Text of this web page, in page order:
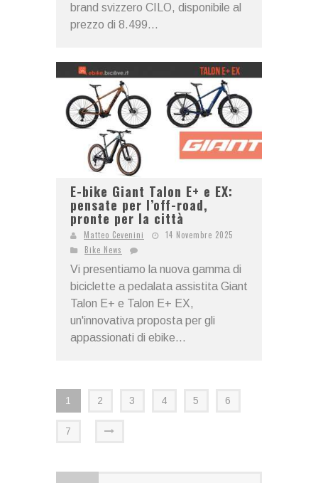
brand svizzero CILO, disponibile al
prezzo di 8.499...
E-bike Giant Talon E+ e EX:
pensate per l’off-road,
pronte per la città
Matteo Cevenini
14 Novembre 2025
Bike News
Vi presentiamo la nuova gamma di
biciclette a pedalata assistita Giant
Talon E+ e Talon E+ EX,
un'innovativa proposta per gli
appassionati di ebike...
1 2 3 4 5 6
7